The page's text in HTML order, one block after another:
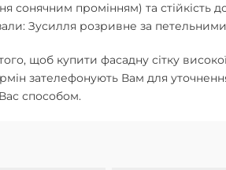
сонячним промінням) та стійкість
Зусилля розривне за
щоб купити фасадну сітку
зателефонують Вам для
способом.